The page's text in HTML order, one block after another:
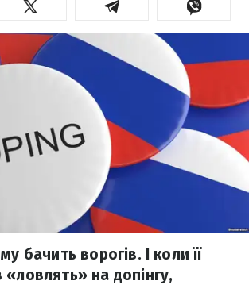
бачить ворогів. І коли її
«ловлять» на допінгу,